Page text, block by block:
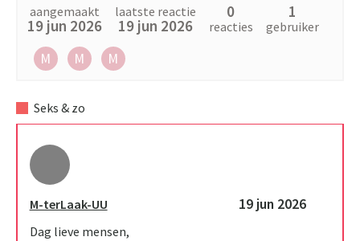
aangemaakt
19 jun 2026
laatste reactie
19 jun 2026
0
reacties
1
gebruiker
M M M
Seks & zo
M-terLaak-UU 19 jun 2026
Dag lieve mensen,